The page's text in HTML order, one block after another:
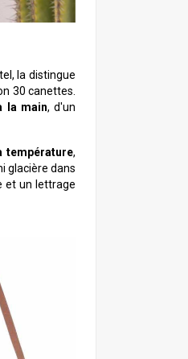
la distingue
30 canettes.
la main, d'un
température,
glacière dans
et un lettrage